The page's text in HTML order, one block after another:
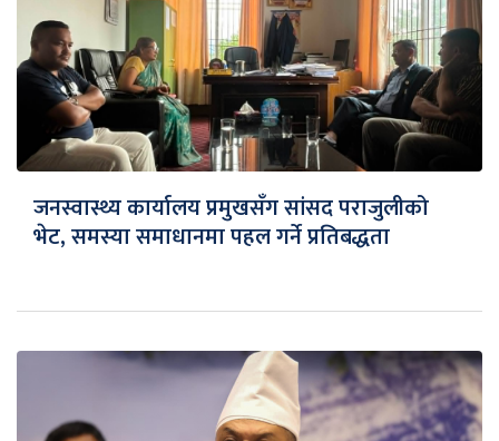
जनस्वास्थ्य कार्यालय प्रमुखसँग सांसद पराजुलीको
भेट, समस्या समाधानमा पहल गर्ने प्रतिबद्धता